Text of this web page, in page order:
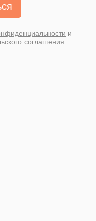
и
соглашения